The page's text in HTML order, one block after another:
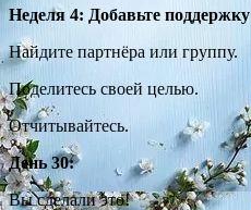
Неделя 4: Добавьте поддержку
Найдите партнёра или группу.
Поделитесь своей целью.
Отчитывайтесь.
День 30:
Вы сделали это!